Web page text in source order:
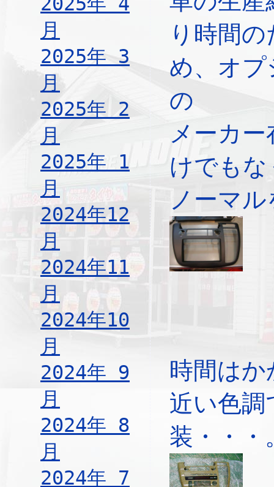
月
2025年 3
月
2025年 2
月
2025年 1
月
2024年12
月
2024年11
月
2024年10
月
2024年 9
月
2024年 8
月
2024年 7
り時間
め、オ
の
メーカ
けでも
ノーマ
時間は
近い色調
装・・・